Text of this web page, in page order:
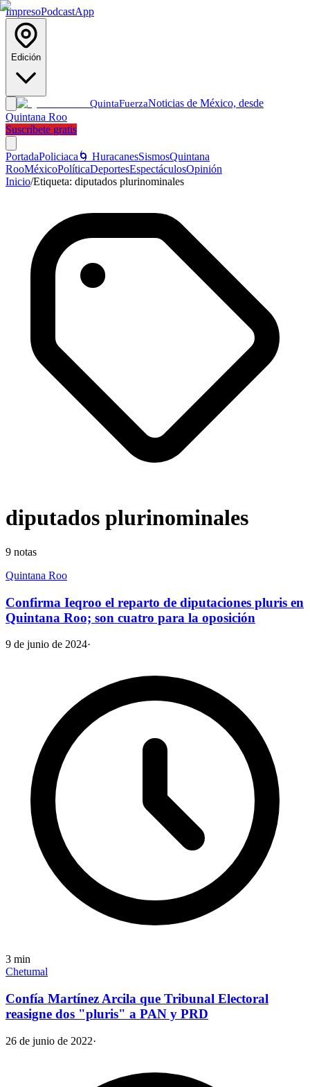
ImpresoPodcastApp
Edición
QuintaFuerzaNoticias de México, desde
Quintana Roo
Suscríbete gratis
PortadaPoliciaca 🌀 HuracanesSismosQuintana
RooMéxicoPolíticaDeportesEspectáculosOpinión
Inicio/Etiqueta: diputados plurinominales
diputados plurinominales
9 notas
Quintana Roo
Confirma Ieqroo el reparto de diputaciones pluris en
Quintana Roo; son cuatro para la oposición
9 de junio de 2024·
3 min
Chetumal
Confía Martínez Arcila que Tribunal Electoral
reasigne dos "pluris" a PAN y PRD
26 de junio de 2022·